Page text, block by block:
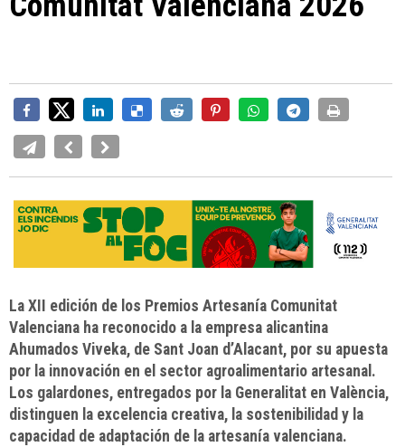
La XII edición de los Premios Artesanía Comunitat
Valenciana ha reconocido a la empresa alicantina
Ahumados Viveka, de Sant Joan d’Alacant, por su apuesta
por la innovación en el sector agroalimentario artesanal.
Los galardones, entregados por la Generalitat en València,
distinguen la excelencia creativa, la sostenibilidad y la
capacidad de adaptación de la artesanía valenciana.